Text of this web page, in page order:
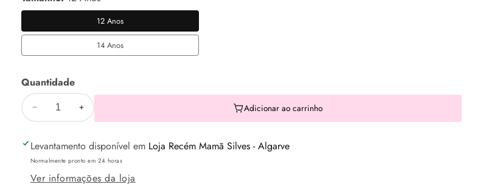
12 Anos
12
Anos
14 Anos
Quantidade
Diminuir
quantidade
de
Saia-
Aumentar
quantidade
de
Saia-
Adicionar ao carrinho
Levantamento disponível em Loja Recém Mamã Silves - Algarve
Normalmente pronto em 24 horas
Ver informações da loja